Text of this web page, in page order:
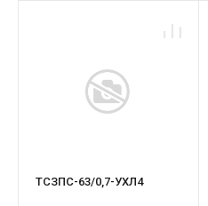
ТСЗПС-63/0,7-УХЛ4